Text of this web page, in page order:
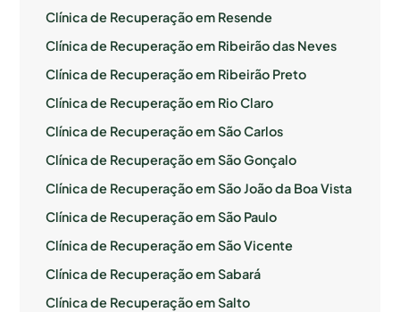
Clínica de Recuperação em Resende
Clínica de Recuperação em Ribeirão das Neves
Clínica de Recuperação em Ribeirão Preto
Clínica de Recuperação em Rio Claro
Clínica de Recuperação em São Carlos
Clínica de Recuperação em São Gonçalo
Clínica de Recuperação em São João da Boa Vista
Clínica de Recuperação em São Paulo
Clínica de Recuperação em São Vicente
Clínica de Recuperação em Sabará
Clínica de Recuperação em Salto